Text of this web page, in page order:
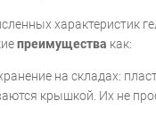
характеристик
преимущества как:
на складах:
крышкой. Их не